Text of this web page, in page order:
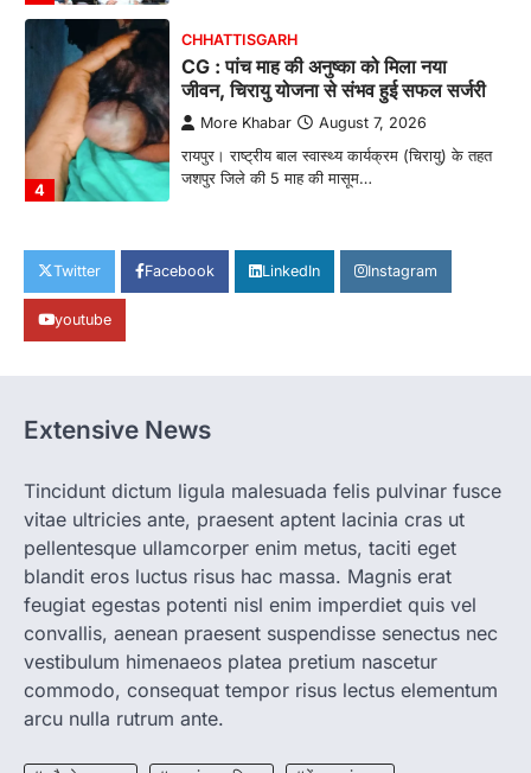
CG : पांच माह की अनुष्का को मिला नया
जीवन, चिरायु योजना से संभव हुई सफल सर्जरी
More Khabar August 7, 2026
रायपुर। राष्ट्रीय बाल स्वास्थ्य कार्यक्रम (चिरायु) के तहत
जशपुर जिले की 5 माह की मासूम…
पालन से बढ़ी आय और मजबूत हुआ आत्मविश्वास
More Khabar August 7, 2026
2
CG: 1 से 19 वर्ष तक के बच्चों को निःशुल्क दी
More Khabar August 7, 2026
रायपुर। राष्ट्रीय कृमि मुक्ति दिवस भारत सरकार द्वारा
बच्चों के स्वास्थ्य सुधार के लिए वर्ष…
CHHATTISGARH
CG : मुख्यमंत्री विष्णुदेव साय के नेतृत्व में
छत्तीसगढ़ को बड़ी उपलब्धि
More Khabar August 7, 2026
रायपुर। मुख्यमंत्री विष्णुदेव साय के नेतृत्व में स्वच्छ ऊर्जा,
Twitter Facebook LinkedIn Instagram
youtube
Extensive News
Tincidunt dictum ligula malesuada felis pulvinar fusce
vitae ultricies ante, praesent aptent lacinia cras ut
pellentesque ullamcorper enim metus, taciti eget
blandit eros luctus risus hac massa. Magnis erat
feugiat egestas potenti nisl enim imperdiet quis vel
convallis, aenean praesent suspendisse senectus nec
vestibulum himenaeos platea pretium nascetur
commodo, consequat tempor risus lectus elementum
arcu nulla rutrum ante.